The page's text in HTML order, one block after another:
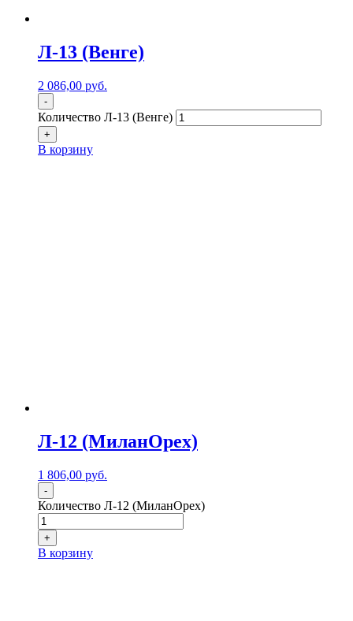
Л-13 (Венге)
2 086,00 руб.
-
Количество Л-13 (Венге)
+
В корзину
Л-12 (МиланОрех)
1 806,00 руб.
-
Количество Л-12 (МиланОрех)
+
В корзину